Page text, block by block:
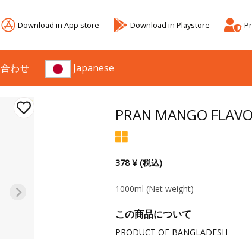
Download in App store Download in Playstore
わせ Japanese
PRAN MANGO
378 ¥ (税込)
1000ml (Net weight)
この商品について
PRODUCT OF BANGLADESH